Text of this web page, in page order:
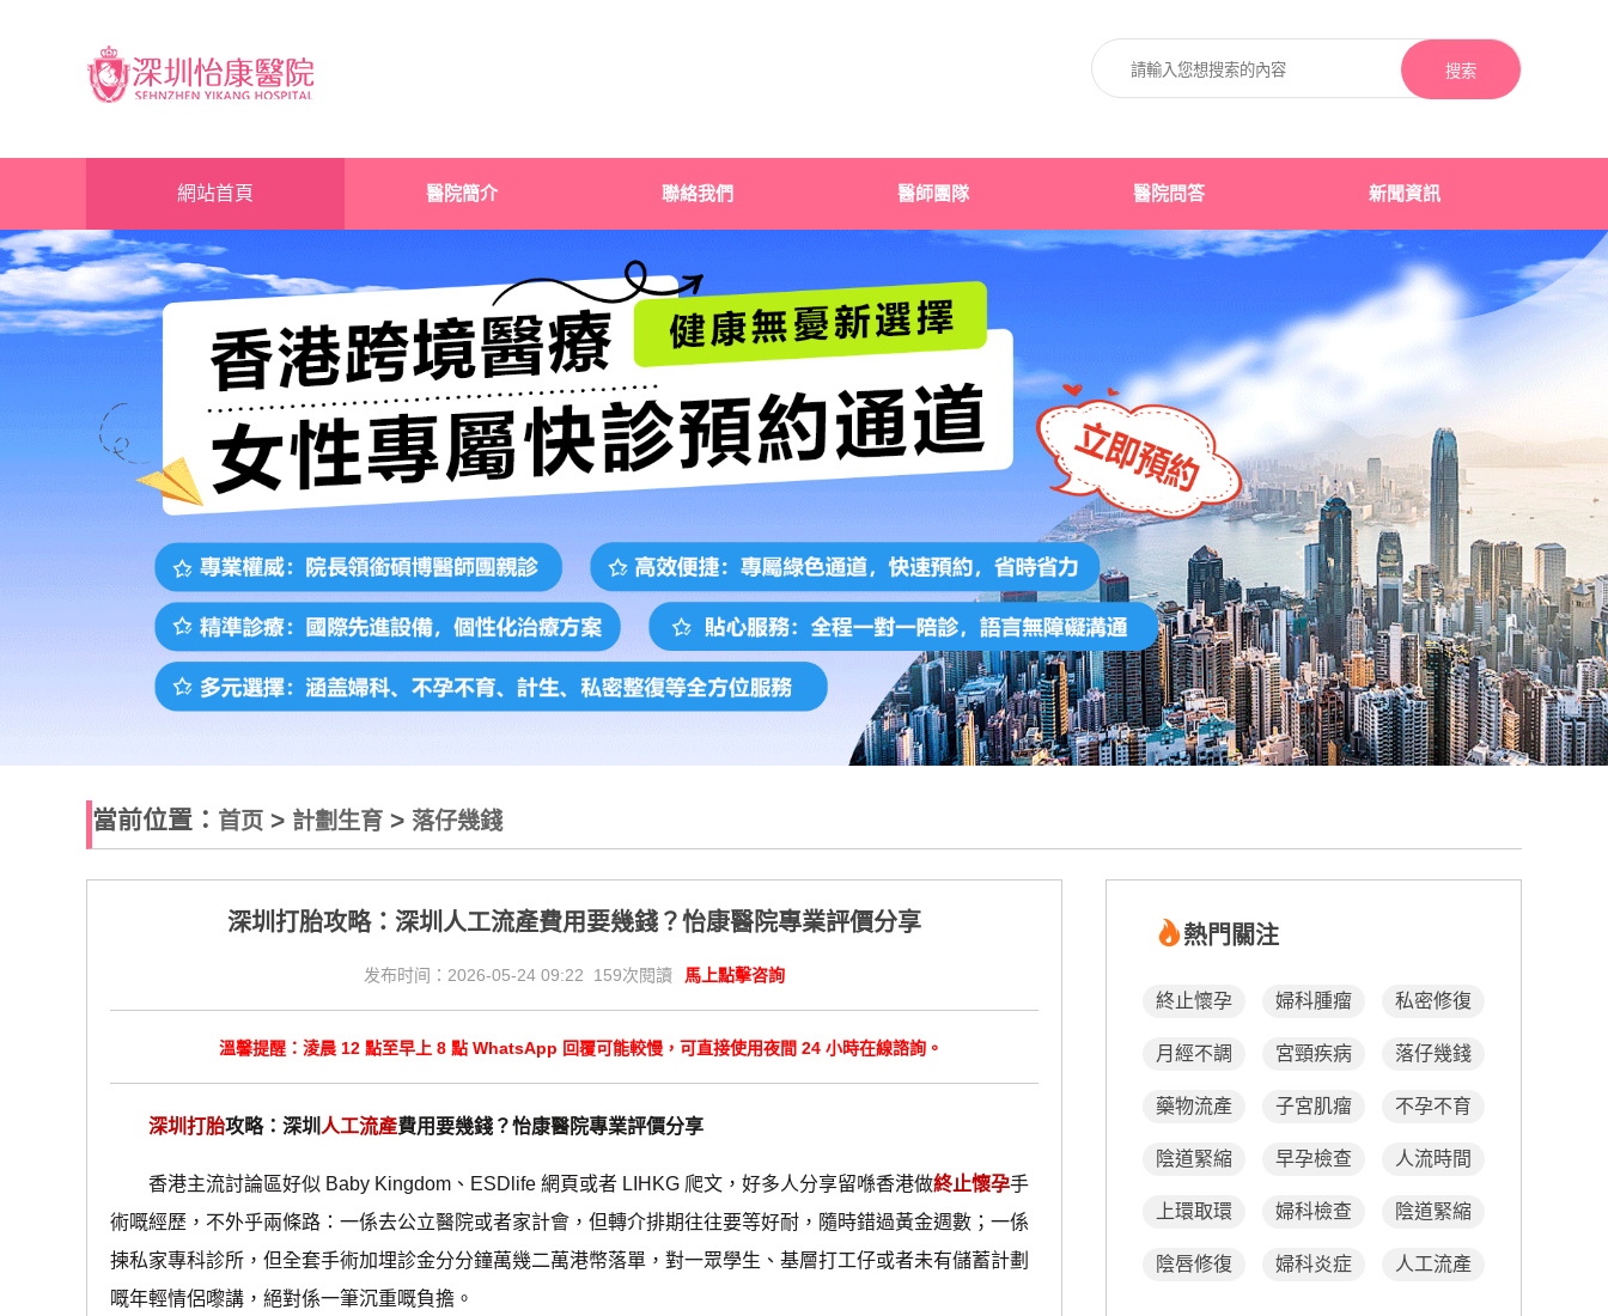
搜索
網站首頁 醫院簡介 聯絡我們 醫師團隊 醫院問答 新聞資訊
當前位置： 首页 > 計劃生育 > 落仔幾錢
深圳打胎攻略：深圳人工流產費用要幾錢？怡康醫院專業評價分享
发布时间：2026-05-24 09:22 159次閱讀 馬上點擊咨詢
溫馨提醒：淩晨 12 點至早上 8 點 WhatsApp 回覆可能較慢，可直接使用夜間 24 小時在線諮詢。
深圳打胎攻略：深圳 人工流產費用要幾錢？怡康醫院專業評價分享
香港主流討論區好似 Baby Kingdom、ESDlife 網頁或者 LIHKG 爬文，好多人分享留喺香港做終止懷孕手
術嘅經歷，不外乎兩條路：一係去公立醫院或者家計會，但轉介排期往往要等好耐，隨時錯過黃金週數；一係
揀私家專科診所，但全套手術加埋診金分分鐘萬幾二萬港幣落單，對一眾學生、基層打工仔或者未有儲蓄計劃
嘅年輕情侶嚟講，絕對係一筆沉重嘅負擔。
熱門關注
終止懷孕 婦科腫瘤 私密修復
月經不調 宮頸疾病 落仔幾錢
藥物流產 子宮肌瘤 不孕不育
陰道緊縮 早孕檢查 人流時間
上環取環 婦科檢查 陰道緊縮
陰唇修復 婦科炎症 人工流產